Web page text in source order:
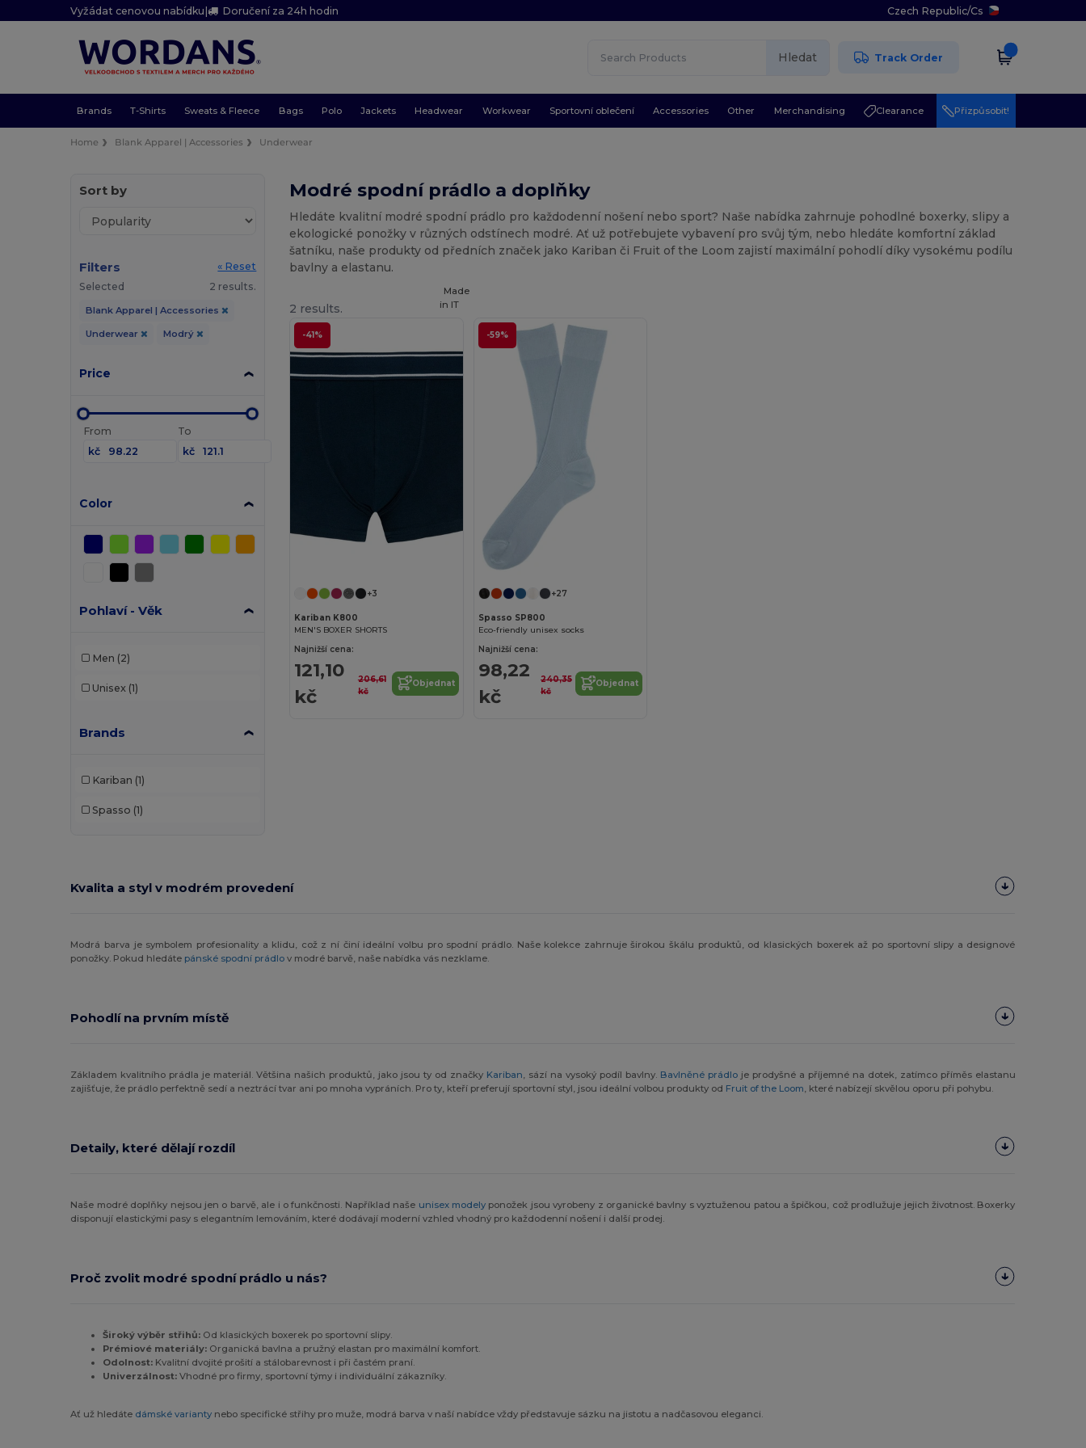
Vyžádat cenovou nabídku| Doručení za 24h hodin Czech Republic/Cs
Hledat Track Order
Brands T-Shirts Sweats & Fleece Bags Polo Jackets Headwear Workwear Sportovní oblečení Accessories Other Merchandising Clearance Přizpůsobit!
Home Blank Apparel | Accessories Underwear
Sort by
Filters
« Reset
Selected
2 results.
Blank Apparel | Accessories
Underwear Modrý
Price
From
kč
To
kč
Color
Pohlaví - Věk
Men (2)
Unisex (1)
Brands
Kariban (1)
Spasso (1)
Modré spodní prádlo a doplňky
Hledáte kvalitní modré spodní prádlo pro každodenní nošení nebo sport? Naše nabídka zahrnuje pohodlné boxerky, slipy a
ekologické ponožky v různých odstínech modré. Ať už potřebujete vybavení pro svůj tým, nebo hledáte komfortní základ
šatníku, naše produkty od předních značek jako Kariban či Fruit of the Loom zajistí maximální pohodlí díky vysokému podílu
bavlny a elastanu.
2 results.
-41%
+3
Kariban K800
MEN'S BOXER SHORTS
Najnižší cena:
121,10
kč
206,61
kč
Objednat
-59%
Made
in IT
+27
Spasso SP800
Eco-friendly unisex socks
Najnižší cena:
98,22
kč
240,35
kč
Objednat
Kvalita a styl v modrém provedení
Modrá barva je symbolem profesionality a klidu, což z ní činí ideální volbu pro spodní prádlo. Naše kolekce zahrnuje širokou škálu produktů, od klasických boxerek až po sportovní slipy a designové
ponožky. Pokud hledáte pánské spodní prádlo v modré barvě, naše nabídka vás nezklame.
Pohodlí na prvním místě
Základem kvalitního prádla je materiál. Většina našich produktů, jako jsou ty od značky Kariban, sází na vysoký podíl bavlny. Bavlněné prádloje prodyšné a příjemné na dotek, zatímco příměs elastanu
zajišťuje, že prádlo perfektně sedí a neztrácí tvar ani po mnoha vypráních. Pro ty, kteří preferují sportovní styl, jsou ideální volbou produkty od Fruit of the Loom, které nabízejí skvělou oporu při pohybu.
Detaily, které dělají rozdíl
Naše modré doplňky nejsou jen o barvě, ale i o funkčnosti. Například naše unisex modely ponožek jsou vyrobeny z organické bavlny s vyztuženou patou a špičkou, což prodlužuje jejich životnost. Boxerky
disponují elastickými pasy s elegantním lemováním, které dodávají moderní vzhled vhodný pro každodenní nošení i další prodej.
Proč zvolit modré spodní prádlo u nás?
Široký výběr střihů: Od klasických boxerek po sportovní slipy.
Prémiové materiály: Organická bavlna a pružný elastan pro maximální komfort.
Odolnost: Kvalitní dvojité prošití a stálobarevnost i při častém praní.
Univerzálnost: Vhodné pro firmy, sportovní týmy i individuální zákazníky.
Ať už hledáte dámské varianty nebo specifické střihy pro muže, modrá barva v naší nabídce vždy představuje sázku na jistotu a nadčasovou eleganci.